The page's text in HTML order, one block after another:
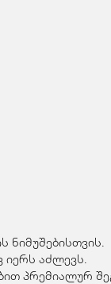
ნიმუშებისთვის.
იერს აძლევს.
პრემიალურ